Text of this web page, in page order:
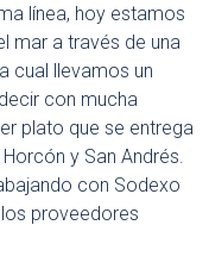
línea, hoy estamos
mar a través de una
cual llevamos un
con mucha
plato que se entrega
y San Andrés.
con Sodexo
proveedores